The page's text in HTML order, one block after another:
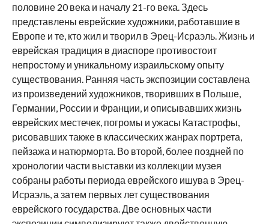
половине 20 века и началу 21-го века. Здесь
представлены еврейские художники, работавшие в
Европе и те, кто жил и творил в Эрец-Исраэль. Жизнь и
еврейская традиция в диаспоре противостоит
непростому и уникальному израильскому опыту
существования. Ранняя часть экспозиции составлена
из произведений художников, творивших в Польше,
Германии, России и Франции, и описывавших жизнь
еврейских местечек, погромы и ужасы Катастрофы,
рисовавших также в классических жанрах портрета,
пейзажа и натюрморта. Во второй, более поздней по
хронологии части выставки из коллекции музея
собраны работы периода еврейского ишува в Эрец-
Исраэль, а затем первых лет существования
еврейского государства. Две основных части